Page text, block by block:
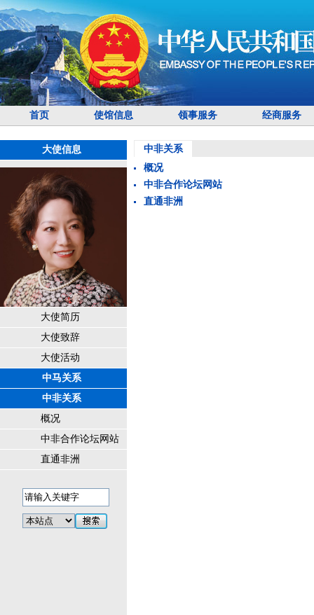
首页 使馆信息 领事服务 经商服务
大使信息
大使简历
大使致辞
大使活动
中马关系
中非关系
概况
中非合作论坛网站
直通非洲
中非关系
概况
中非合作论坛网站
直通非洲